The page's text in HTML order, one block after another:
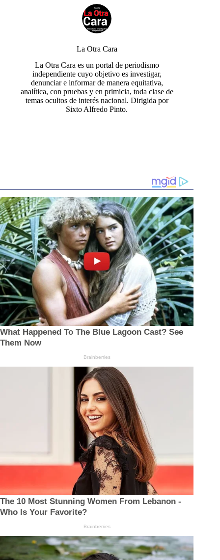
La Otra Cara
La Otra Cara es un portal de periodismo
independiente cuyo objetivo es investigar,
denunciar e informar de manera equitativa,
analítica, con pruebas y en primicia, toda clase de
temas ocultos de interés nacional. Dirigida por
Sixto Alfredo Pinto.